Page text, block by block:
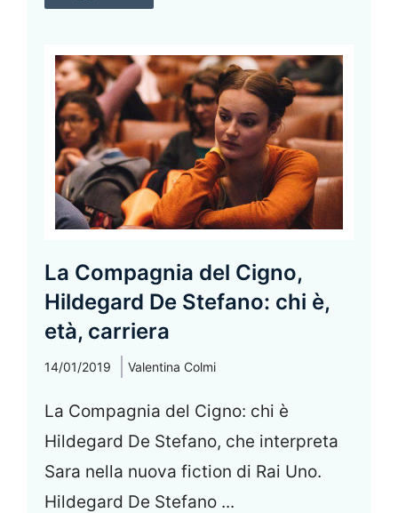
La Compagnia del Cigno,
Hildegard De Stefano: chi è,
età, carriera
14/01/2019 Valentina Colmi
La Compagnia del Cigno: chi è
Hildegard De Stefano, che interpreta
Sara nella nuova fiction di Rai Uno.
Hildegard De Stefano ...